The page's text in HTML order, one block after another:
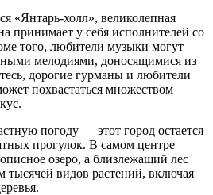
«Янтарь-холл», великолепная
принимает у себя исполнителей со
того, любители музыки могут
мелодиями, доносящимися из
дорогие гурманы и любители
похвастаться множеством
погоду — этот город остается
прогулок. В самом центре
озеро, а близлежащий лес
тысячей видов растений, включая